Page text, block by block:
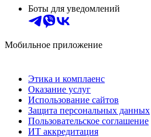
Боты для уведомлений
Мобильное приложение
Этика и комплаенс
Оказание услуг
Использование сайтов
Защита персональных данных
Пользовательское соглашение
ИТ аккредитация